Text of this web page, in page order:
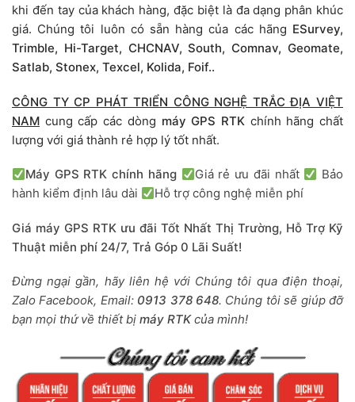
khi đến tay của khách hàng, đặc biệt là đa dạng phân khúc
giá. Chúng tôi luôn có sẵn hàng của các hãng ESurvey,
Trimble, Hi-Target, CHCNAV, South, Comnav, Geomate,
Satlab, Stonex, Texcel, Kolida, Foif..
CÔNG TY CP PHÁT TRIỂN CÔNG NGHỆ TRẮC ĐỊA VIỆT
NAM cung cấp các dòng máy GPS RTKchính hãng chất
lượng với giá thành rẻ hợp lý tốt nhất.
Máy GPS RTK chính hãng Giá rẻ ưu đãi nhất
Bảo
hành kiểm định lâu dài
Hỗ trợ công nghệ miễn phí
Giá máy GPS RTK ưu đãi Tốt Nhất Thị Trường, Hỗ Trợ Kỹ
Thuật miễn phí 24/7, Trả Góp 0 Lãi Suất!
Đừng ngại gần, hãy liên hệ với Chúng tôi qua điện thoại,
Zalo Facebook, Email: 0913 378 648. Chúng tôi sẽ giúp đỡ
bạn mọi thứ về thiết bị máy RTKcủa mình!